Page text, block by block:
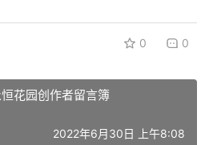
0 0
花园创作者留言簿
2022年6月30日 上午8:08